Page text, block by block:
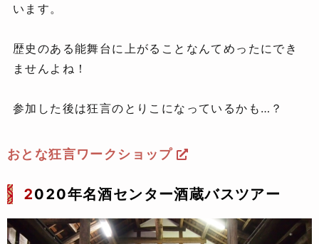
います。
歴史のある能舞台に上がることなんてめったにでき
ませんよね！
参加した後は狂言のとりこになっているかも…？
おとな狂言ワークショップ
2020年名酒センター酒蔵バスツアー